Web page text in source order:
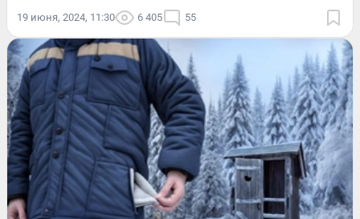
19 июня, 2024, 11:30 6 405 55